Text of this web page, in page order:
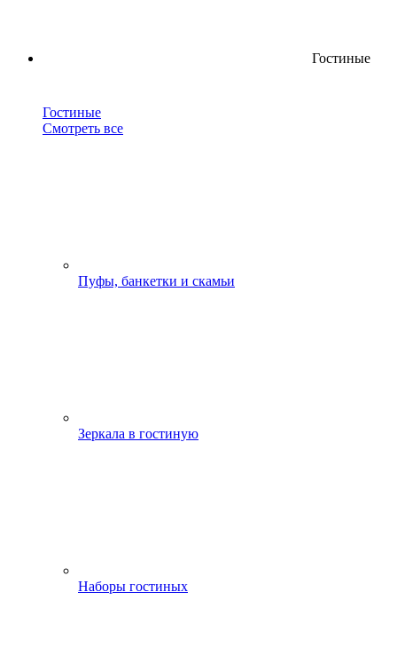
Гостиные
Гостиные
Смотреть все
Пуфы, банкетки и скамьи
Зеркала в гостиную
Наборы гостиных